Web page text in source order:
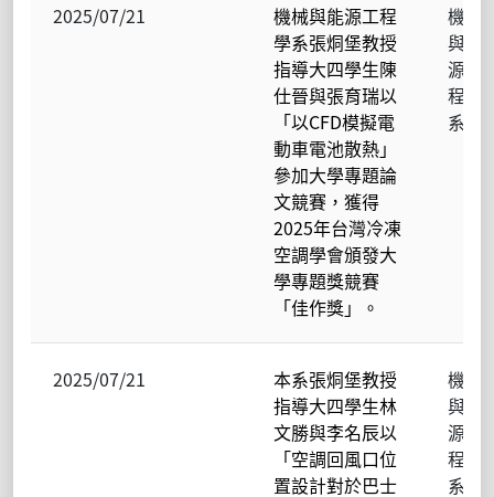
2025/07/21
機械與能源工程
學系張烔堡教授
指導大四學生陳
仕晉與張育瑞以
「以CFD模擬電
動車電池散熱」
參加大學專題論
文競賽，獲得
2025年台灣冷凍
空調學會頒發大
學專題獎競賽
「佳作獎」。
機械
與能
源工
程學
系
2025/07/21
本系張烔堡教授
指導大四學生林
文勝與李名辰以
「空調回風口位
置設計對於巴士
機械
與能
源工
程學
系